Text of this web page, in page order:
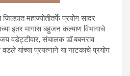
महाज्योतीतर्फे प्रयोग सादर
इतर मागास बहुजन कल्याण विभागाचे
वडेट्टीवार, संचालक डॉ.बबनराव
वडले यांच्या प्रयत्नाने या नाटकाचे प्रयोग